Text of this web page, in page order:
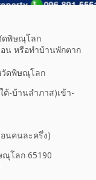
ดพิษณุโลก
น หรือทำบ้านพักตาก
วัดพิษณุโลก
ต้-บ้านลำภาส)เข้า-
อนคนละครึ่ง)
ณุโลก 65190